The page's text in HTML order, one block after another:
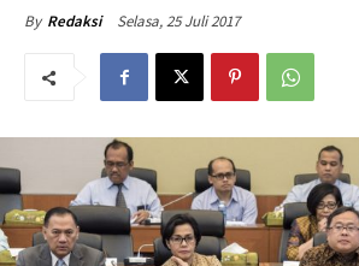
By Redaksi Selasa, 25 Juli 2017